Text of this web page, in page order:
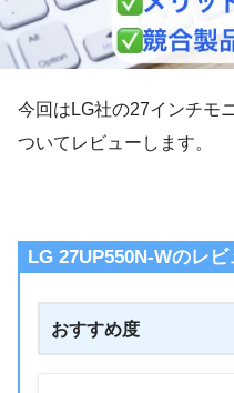
今回はLG社の27インチモ
ついてレビューします。
LG 27UP550N-Wのレ
おすすめ度